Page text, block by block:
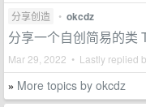
分享创造 • okcdz
分享一个自创简易的类
Mar 29, 2022 • Lastly replied
» More topics by okcdz